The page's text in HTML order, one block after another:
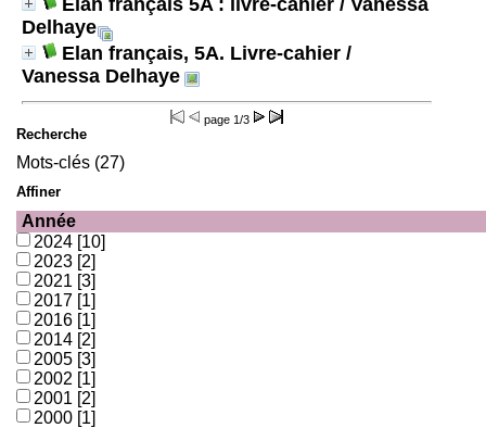
Delhaye
Elan français, 5A. Livre-cahier /
Vanessa Delhaye
page 1/3
Recherche
Mots-clés (27)
Affiner
Année
2024 [10]
2023 [2]
2021 [3]
2017 [1]
2016 [1]
2014 [2]
2005 [3]
2002 [1]
2001 [2]
2000 [1]